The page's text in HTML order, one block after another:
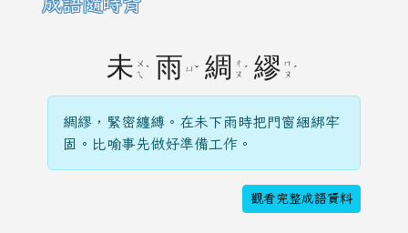
未 ㄨ
ㄟ ˋ 雨 ㄩ ˇ 綢
ㄔ
ㄡ ˊ 繆 ㄇ
ㄡ ˊ
綢繆，緊密纏縛。在未下雨時把門窗綑綁牢
固。比喻事先做好準備工作。
觀看完整成語資料